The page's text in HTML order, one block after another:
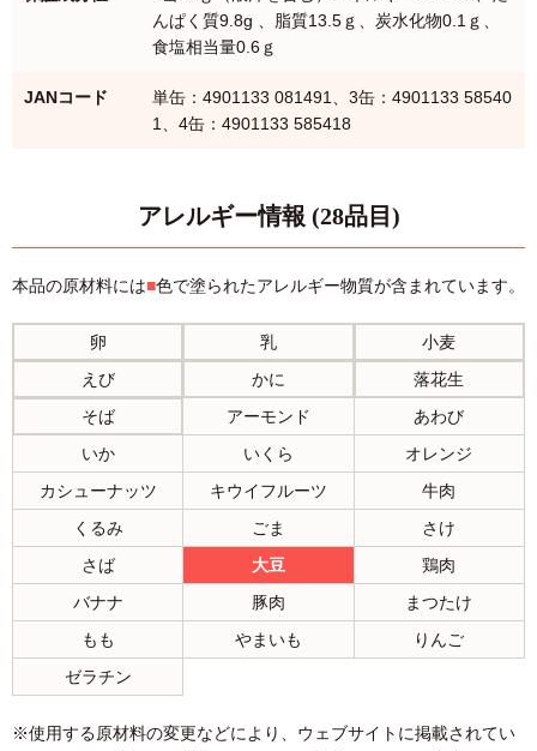
んぱく質9.8g 、脂質13.5ｇ、炭水化物0.1ｇ、
食塩相当量0.6ｇ
JANコード
単缶：4901133 081491、3缶：4901133 58540
1、4缶：4901133 585418
アレルギー情報 (28品目)
本品の原材料には■色で塗られたアレルギー物質が含まれています。
卵 乳
小麦
えび
かに
落花生
そば
アーモンド
あわび
いか
いくら
オレンジ
カシューナッツ
キウイフルーツ
牛肉
くるみ
ごま
さけ
さば
大豆
鶏肉
バナナ
豚肉
まつたけ
もも
やまいも
りんご
ゼラチン
※使用する原材料の変更などにより、ウェブサイトに掲載されてい